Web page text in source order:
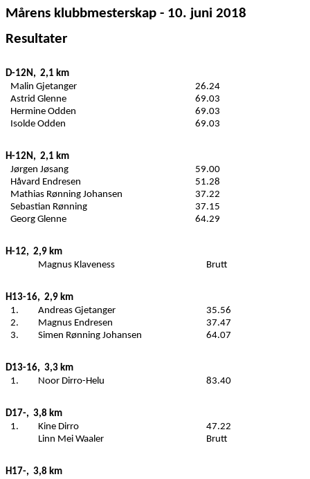
Mårens klubbmesterskap - 10. juni 2018
Resultater
D-12N, 2,1 km
Malin Gjetanger
26.24
Astrid Glenne
69.03
Hermine Odden
69.03
Isolde Odden
69.03
H-12N, 2,1 km
Jørgen Jøsang
59.00
Håvard Endresen
51.28
Mathias Rønning Johansen
37.22
Sebastian Rønning
37.15
Georg Glenne
64.29
H-12, 2,9 km
Magnus Klaveness
Brutt
H13-16, 2,9 km
1.
Andreas Gjetanger
35.56
2.
Magnus Endresen
37.47
3.
Simen Rønning Johansen 64.07
D13-16, 3,3 km
1.
Noor Dirro-Helu 83.40
D17-, 3,8 km
1.
Kine Dirro
47.22
Linn Mei Waaler
Brutt
H17-, 3,8 km